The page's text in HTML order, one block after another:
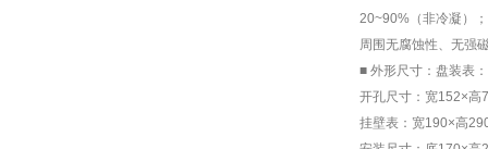
20~90%（非冷凝）；
周围无腐蚀性、无强
■ 外形尺寸：盘装表
开孔尺寸：宽152×高
挂壁表：宽190×高